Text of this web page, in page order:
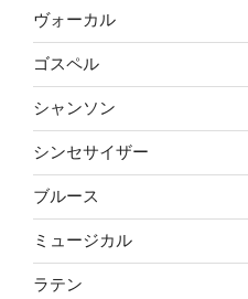
ヴォーカル
ゴスペル
シャンソン
シンセサイザー
ブルース
ミュージカル
ラテン